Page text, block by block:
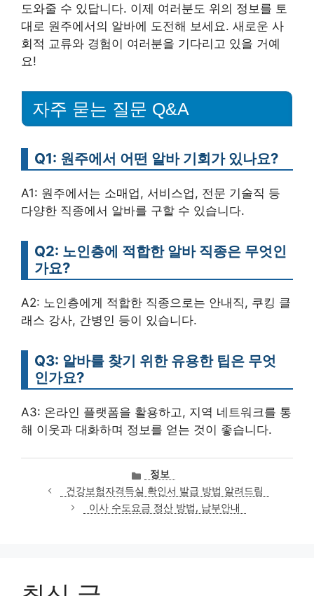
도와줄 수 있답니다. 이제 여러분도 위의 정보를 토
대로 원주에서의 알바에 도전해 보세요. 새로운 사
회적 교류와 경험이 여러분을 기다리고 있을 거예
요!
자주 묻는 질문 Q&A
Q1: 원주에서 어떤 알바 기회가 있나요?
A1: 원주에서는 소매업, 서비스업, 전문 기술직 등
다양한 직종에서 알바를 구할 수 있습니다.
Q2: 노인층에 적합한 알바 직종은 무엇인
가요?
A2: 노인층에게 적합한 직종으로는 안내직, 쿠킹 클
래스 강사, 간병인 등이 있습니다.
Q3: 알바를 찾기 위한 유용한 팁은 무엇
인가요?
A3: 온라인 플랫폼을 활용하고, 지역 네트워크를 통
해 이웃과 대화하며 정보를 얻는 것이 좋습니다.
카
테
고
리
정보
건강보험자격득실 확인서 발급 방법 알려드림
이사 수도요금 정산 방법, 납부안내